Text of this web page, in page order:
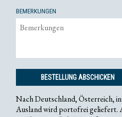
BEMERKUNGEN
BESTELLUNG ABSCHICKEN
Nach Deutschland, Österreich, in
Ausland wird portofrei geliefert.